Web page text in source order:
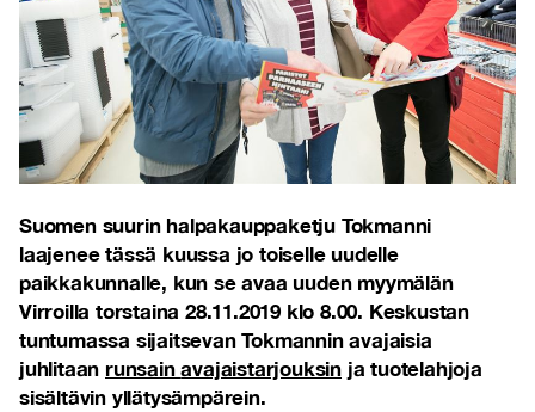
Suomen suurin halpakauppaketju Tokmanni
laajenee tässä kuussa jo toiselle uudelle
paikkakunnalle, kun se avaa uuden myymälän
Virroilla torstaina 28.11.2019 klo 8.00. Keskustan
tuntumassa sijaitsevan Tokmannin avajaisia
juhlitaan runsainavajaistarjouksin ja tuotelahjoja
sisältävin yllätysämpärein.